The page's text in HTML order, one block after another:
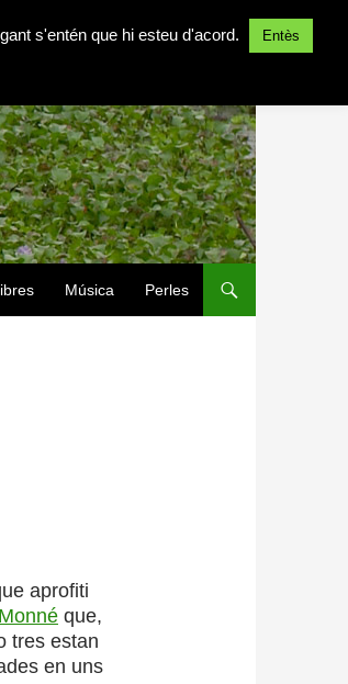
Música Perles
aprofiti
que,
tres estan
en uns
s'entén que hi esteu d'acord. Entès